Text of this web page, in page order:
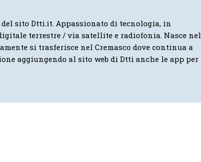
sito Dtti.it. Appassionato di tecnologia, in
terrestre / via satellite e radiofonia. Nasce nel
si trasferisce nel Cremasco dove continua a
aggiungendo al sito web di Dtti anche le app per